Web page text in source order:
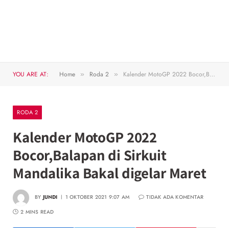
YOU ARE AT: Home » Roda 2 » Kalender MotoGP 2022 Bocor,Balapan di Sirkuit Mandalika Bakal digelar Maret
RODA 2
Kalender MotoGP 2022
Bocor,Balapan di Sirkuit
Mandalika Bakal digelar Maret
BY JUNDI 1 OKTOBER 2021 9:07 AM
TIDAK ADA KOMENTAR
2 MINS READ